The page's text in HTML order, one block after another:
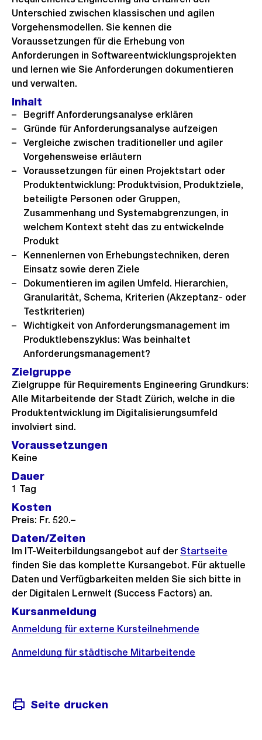
Unterschied zwischen klassischen und agilen
Vorgehensmodellen. Sie kennen die
Voraussetzungen für die Erhebung von
Anforderungen in Softwareentwicklungsprojekten
und lernen wie Sie Anforderungen dokumentieren
und verwalten.
Inhalt
Begriff Anforderungsanalyse erklären
Gründe für Anforderungsanalyse aufzeigen
Vergleiche zwischen traditioneller und agiler
Vorgehensweise erläutern
Voraussetzungen für einen Projektstart oder
Produktentwicklung: Produktvision, Produktziele,
beteiligte Personen oder Gruppen,
Zusammenhang und Systemabgrenzungen, in
welchem Kontext steht das zu entwickelnde
Produkt
Kennenlernen von Erhebungstechniken, deren
Einsatz sowie deren Ziele
Dokumentieren im agilen Umfeld. Hierarchien,
Granularität, Schema, Kriterien (Akzeptanz- oder
Testkriterien)
Wichtigkeit von Anforderungsmanagement im
Produktlebenszyklus: Was beinhaltet
Anforderungsmanagement?
Zielgruppe
Zielgruppe für Requirements Engineering Grundkurs:
Alle Mitarbeitende der Stadt Zürich, welche in die
Produktentwicklung im Digitalisierungsumfeld
involviert sind.
Voraussetzungen
Keine
Dauer
1 Tag
Kosten
Preis: Fr. 520.–
Daten/Zeiten
Im IT-Weiterbildungsangebot auf der Startseite
finden Sie das komplette Kursangebot. Für aktuelle
Daten und Verfügbarkeiten melden Sie sich bitte in
der Digitalen Lernwelt (Success Factors) an.
Kursanmeldung
Anmeldung für externe Kursteilnehmende
Anmeldung für städtische Mitarbeitende
Seite drucken